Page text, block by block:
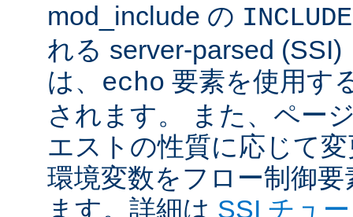
mod_include の
れる server-parsed
は、 echo 要素を使用す
されます。 また、ペー
エストの性質に応じて
環境変数をフロー制御
ます。詳細は SSI チュ